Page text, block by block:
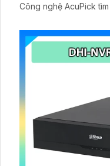
Công nghệ AcuPick